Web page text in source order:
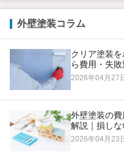
外壁塗装コラム
クリア塗装
ら費用・失
2026年04月27
外壁塗装の
解説｜損し
2026年04月23